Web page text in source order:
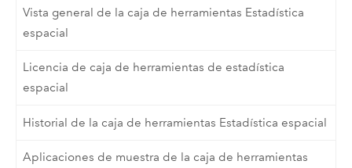
Vista general de la caja de herramientas Estadística
espacial
Licencia de caja de herramientas de estadística
espacial
Historial de la caja de herramientas Estadística espacial
Aplicaciones de muestra de la caja de herramientas